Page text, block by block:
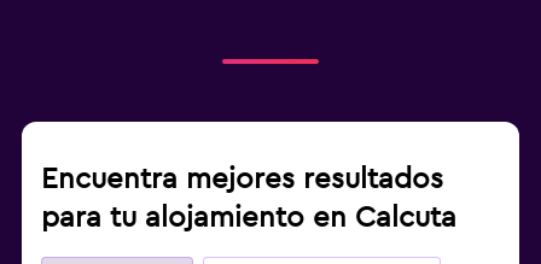
Encuentra mejores resultados
para tu alojamiento en Calcuta